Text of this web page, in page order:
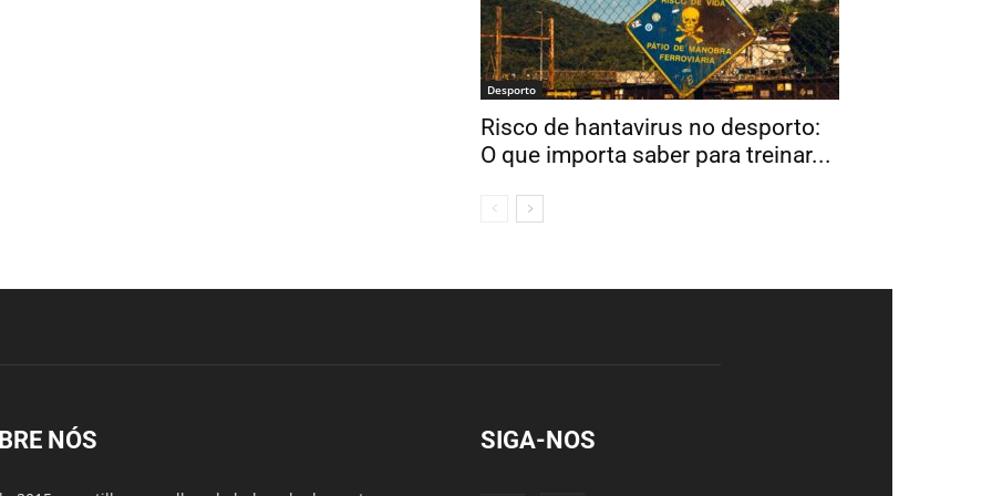
Desporto
Risco de hantavirus no desporto:
O que importa saber para treinar...
NÓS SIGA-NOS